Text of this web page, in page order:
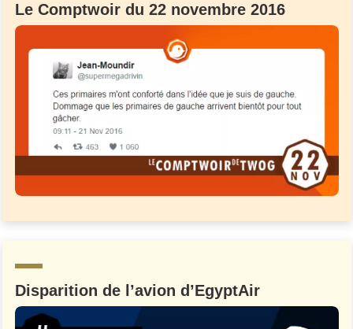
Le Comptwoir du 22 novembre 2016
Disparition de l’avion d’EgyptAir